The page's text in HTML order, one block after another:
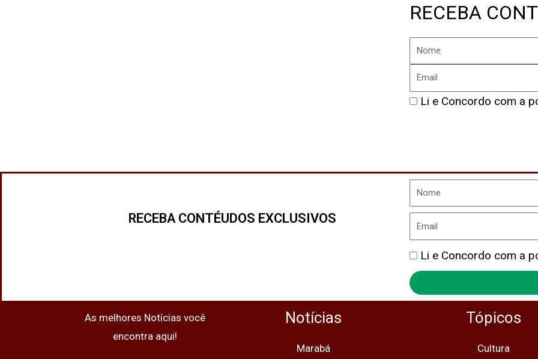
RECEBA
Nome
Email
Política
Li e Concordo com a
RECEBA CONTÉUDOS EXCLUSIVOS
Nome
Email
Política
de
Privacidade
Li e Concordo com a
As melhores Notícias você
encontra aqui!
Notícias
Marabá
Tópicos
Cultura